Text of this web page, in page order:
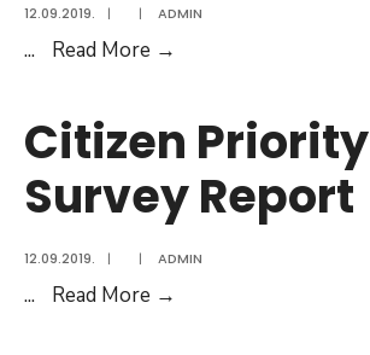
12.09.2019. | | ADMIN
... Read More →
Active
Tax
Increment
Citizen Priority
Survey Report
12.09.2019. | | ADMIN
... Read More →